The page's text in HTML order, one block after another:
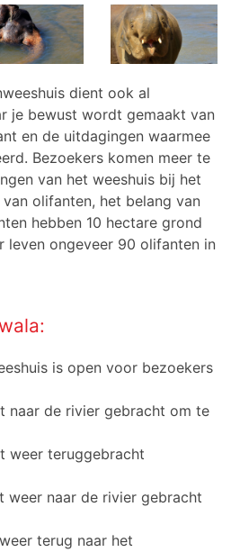
dient ook al
je bewust wordt gemaakt van
en de uitdagingen waarmee
Bezoekers komen meer te
van het weeshuis bij het
olifanten, het belang van
hebben 10 hectare grond
leven ongeveer 90 olifanten in
is open voor bezoekers
naar de rivier gebracht om te
weer teruggebracht
weer naar de rivier gebracht
terug naar het